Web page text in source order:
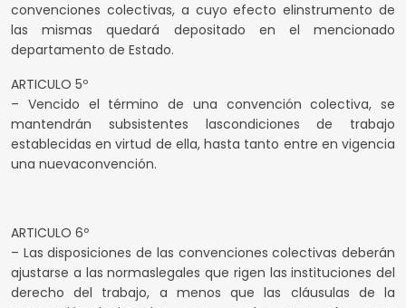
convenciones colectivas, a cuyo efecto elinstrumento de
las mismas quedará depositado en el mencionado
departamento de Estado.
ARTICULO 5º
– Vencido el término de una convención colectiva, se
mantendrán subsistentes lascondiciones de trabajo
establecidas en virtud de ella, hasta tanto entre en vigencia
una nuevaconvención.
ARTICULO 6º
– Las disposiciones de las convenciones colectivas deberán
ajustarse a las normaslegales que rigen las instituciones del
derecho del trabajo, a menos que las cláusulas de la